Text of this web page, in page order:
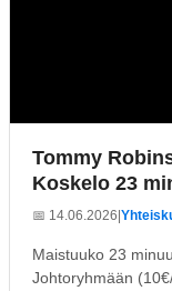
Tommy
Koskelo 23
📅 14.06.2026
Maistuuko 23
Johtoryhmään